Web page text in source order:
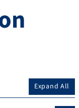
Expand All